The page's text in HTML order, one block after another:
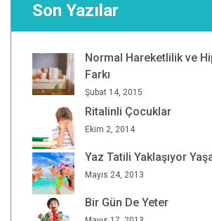
Son Yazılar
Normal Hareketlilik ve
Farkı
Şubat 14, 2015
Ritalinli Çocuklar
Ekim 2, 2014
Yaz Tatili Yaklaşıyor
Mayıs 24, 2013
Bir Gün De Yeter